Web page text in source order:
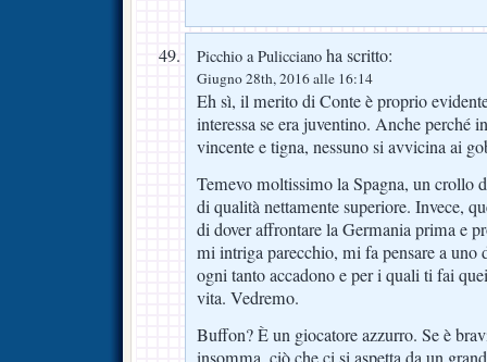
Picchio a Pulicciano ha scritto:
Giugno 28th, 2016 alle 16:14
Eh sì, il merito di Conte è proprio
interessa se era juventino. Anche perché
vincente e tigna, nessuno si avvicina ai
Temevo moltissimo la Spagna, un crollo
di qualità nettamente superiore. Invece,
di dover affrontare la Germania prima e
mi intriga parecchio, mi fa pensare a
ogni tanto accadono e per i quali ti fai
vita. Vedremo.
Buffon? È un giocatore azzurro. Se è
insomma, ciò che ci si aspetta da un